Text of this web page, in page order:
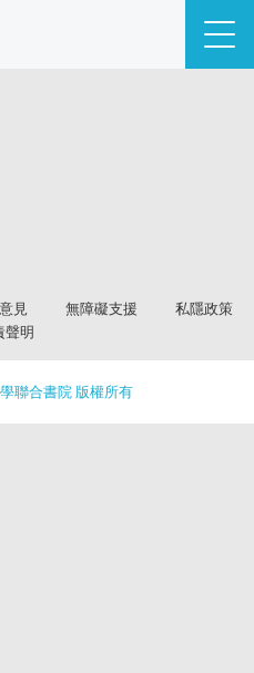
見 無障礙支援
私隱政策
聲明
聯合書院 版權所有